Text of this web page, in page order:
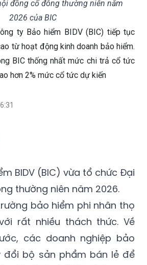
ty Bảo hiểm BIDV (BIC) tiếp tục
từ hoạt động kinh doanh bảo hiểm.
BIC thống nhất mức chi trả cổ tức
hơn 2% mức cổ tức dự kiến
BIDV (BIC) vừa tổ chức Đại
bảo hiểm phi nhân thọ
rất nhiều thách thức. Về
các doanh nghiệp bảo
đổi bộ sản phẩm bán lẻ để
cầu định phí hiện đại.
doanh cũng chịu tác động